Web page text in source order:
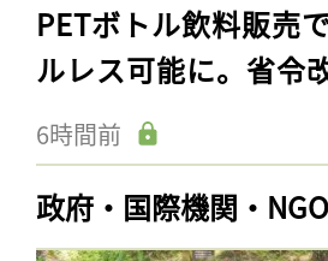
PETボトル飲料販売
ルレス可能に。省令
6時間前
政府・国際機関・NGO